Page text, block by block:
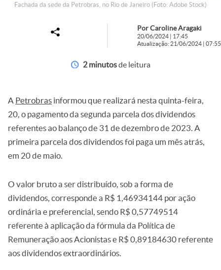
Fachada da sede da Petrobras, no Rio de Janeiro (Foto: Adobe Stock)
Por Caroline Aragaki
20/06/2024 | 17:45
Atualização: 21/06/2024 | 07:55
2 minutosde leitura
A Petrobras informou que realizará nesta quinta-feira,
20, o pagamento da segunda parcela dos dividendos
referentes ao balanço de 31 de dezembro de 2023. A
primeira parcela dos dividendos foi paga um mês atrás,
em 20 de maio.
O valor bruto a ser distribuído, sob a forma de
dividendos, corresponde a R$ 1,46934144 por ação
ordinária e preferencial, sendo R$ 0,57749514
referente à aplicação da fórmula da Política de
Remuneração aos Acionistas e R$ 0,89184630 referente
aos dividendos extraordinários.